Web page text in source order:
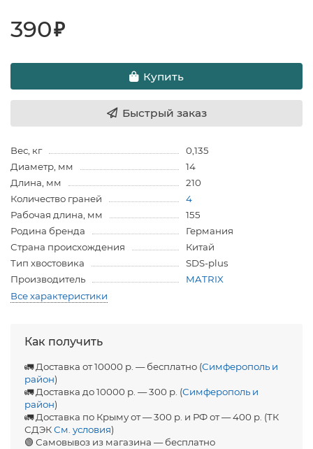
390₽
Купить
Быстрый заказ
Вес, кг
0,135
Диаметр, мм
14
Длина, мм
210
Количество граней
4
Рабочая длина, мм
155
Родина бренда
Германия
Страна происхождения
Китай
Тип хвостовика
SDS-plus
Производитель
MATRIX
Все характеристики
Как получить
🚛 Доставка от 10000 р. — бесплатно (Симферополь и
район)
🚛 Доставка до 10000 р. — 300 р. (Симферополь и
район)
🚛 Доставка по Крыму от — 300 р. и РФ от — 400 р. (ТК
СДЭКСм. условия)
🟢 Самовывоз из магазина — бесплатно